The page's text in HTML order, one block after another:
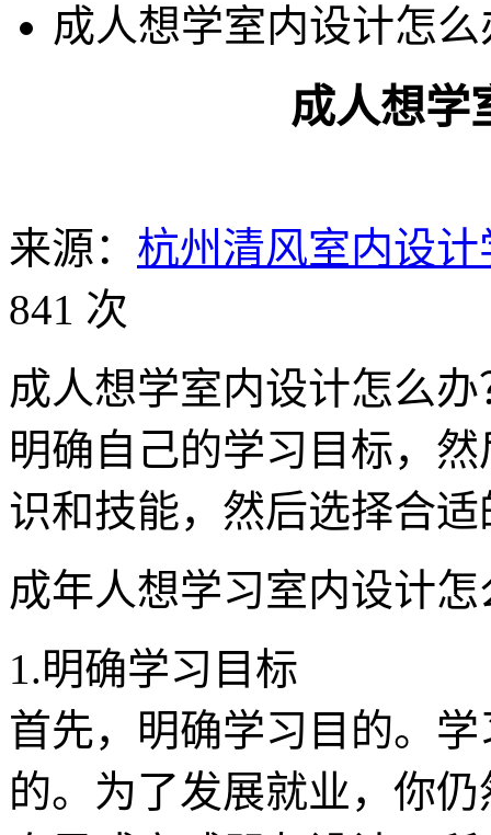
成人想学室内设计怎么
成人想学
来源： 杭州清风室内设计
841 次
成人想学室内设计怎么
明确自己的学习目标，
识和技能，然后选择合
成年人想学习室内设计
1.明确学习目标
首先，明确学习目的。
的。为了发展就业，你